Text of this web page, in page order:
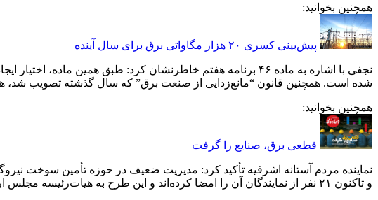
همچنین بخوانید:
پیش‌بینی کسری ۲۰ هزار مگاواتی برق برای سال آینده
نجفی با اشاره به ماده ۴۶ برنامه هفتم خاطرنشان کرد: طبق
شده است. همچنین قانون “مانع‌زدایی از صنعت برق” که سال گذشته تصویب شد،
همچنین بخوانید:
قطعی برق، صنایع را گرفت
نماینده مردم آستانه اشرفیه تأکید کرد: مدیریت ضعیف در حوزه تأمین سوخت
و تاکنون ۲۱ نفر از نمایندگان آن را امضا کرده‌اند و این طرح به هیات‌رئیسه مجلس ارسال شد.